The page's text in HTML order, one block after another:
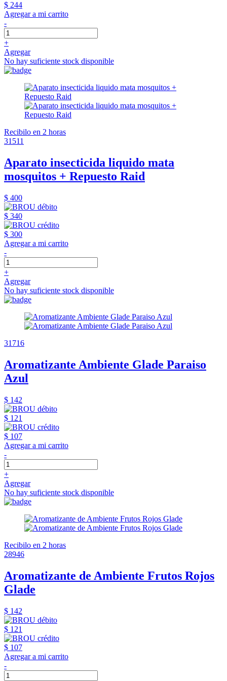
$ 244
Agregar a mi carrito
-
+
Agregar
No hay suficiente stock disponible
Recibilo en 2 horas
31511
Aparato insecticida liquido mata
mosquitos + Repuesto Raid
$ 400
$ 340
$ 300
Agregar a mi carrito
-
+
Agregar
No hay suficiente stock disponible
31716
Aromatizante Ambiente Glade Paraiso
Azul
$ 142
$ 121
$ 107
Agregar a mi carrito
-
+
Agregar
No hay suficiente stock disponible
Recibilo en 2 horas
28946
Aromatizante de Ambiente Frutos Rojos
Glade
$ 142
$ 121
$ 107
Agregar a mi carrito
-